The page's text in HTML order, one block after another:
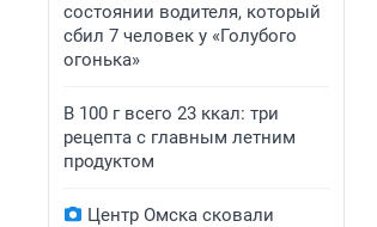
состоянии водителя, который
сбил 7 человек у «Голубого
огонька»
В 100 г всего 23 ккал: три
рецепта с главным летним
продуктом
Центр Омска сковали